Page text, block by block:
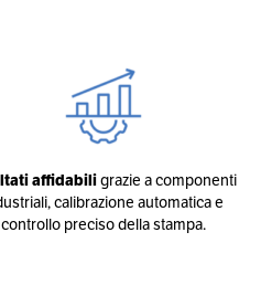
affidabiligrazie a componenti
calibrazione automatica e
controllo preciso della stampa.